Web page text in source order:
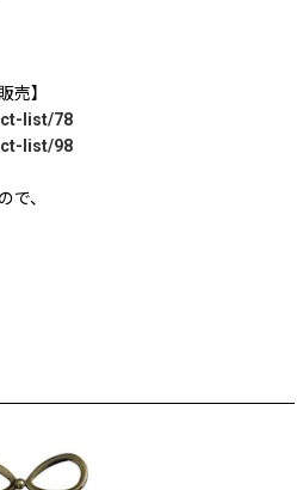
売】
list/78
list/98
で、